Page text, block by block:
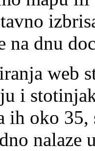
na dnu
web
i
ih oko 35,